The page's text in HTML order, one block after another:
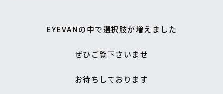
EYEVANの中で選択肢が増えました
ぜひご覧下さいませ
お待ちしております